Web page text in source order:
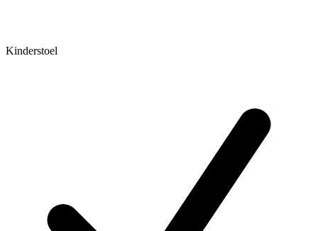
Kinderstoel